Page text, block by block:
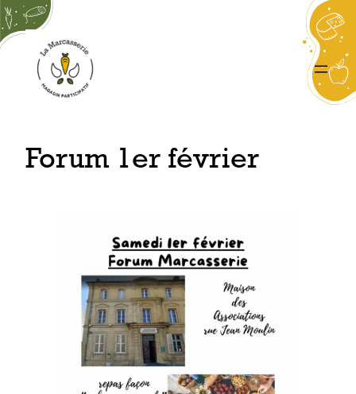
Aller
au
contenu
Forum 1er février